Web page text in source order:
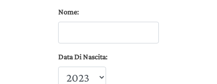
Nome:
Data Di Nascita: